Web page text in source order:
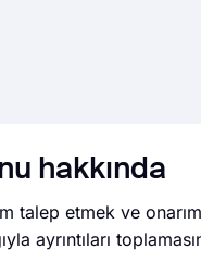
hakkında
talep etmek ve
ayrıntıları